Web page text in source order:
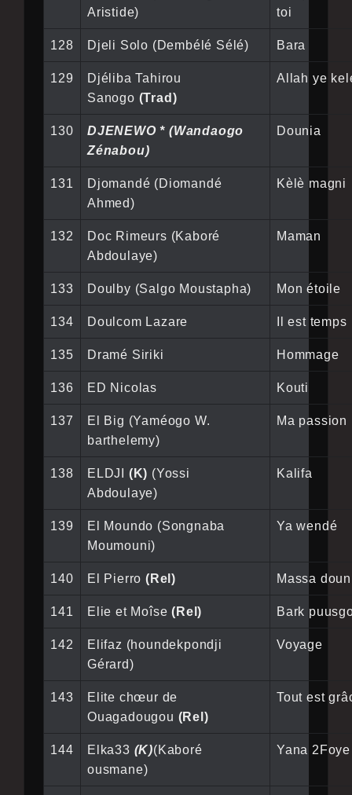
Aristide)
toi
128 Djeli Solo (Dembélé Sélé) Bara
129
Djéliba Tahirou
Sanogo (Trad)
Allah ye
130
DJENEWO * (Wandaogo
Zénabou)
Dounia
131
Djomandé (Diomandé
Ahmed)
Kèlè magni
132
Doc Rimeurs (Kaboré
Abdoulaye)
Maman
133 Doulby (Salgo Moustapha) Mon étoile
134 Doulcom Lazare Il est temps
135 Dramé Siriki Hommage
136 ED Nicolas Kouti
137
El Big (Yaméogo W.
barthelemy)
Ma passion
138 ELDJI (K) (Yossi
Abdoulaye)
Kalifa
139
El Moundo (Songnaba
Moumouni)
Ya wendé
140 El Pierro (Rel) Massa
141 Elie et Moîse(Rel) Bark
142
Elifaz (houndekpondji
Gérard)
Voyage
143
Elite chœur de
Ouagadougou (Rel)
Tout est
144 Elka33 (K)(Kaboré
ousmane)
Yana 2Foye